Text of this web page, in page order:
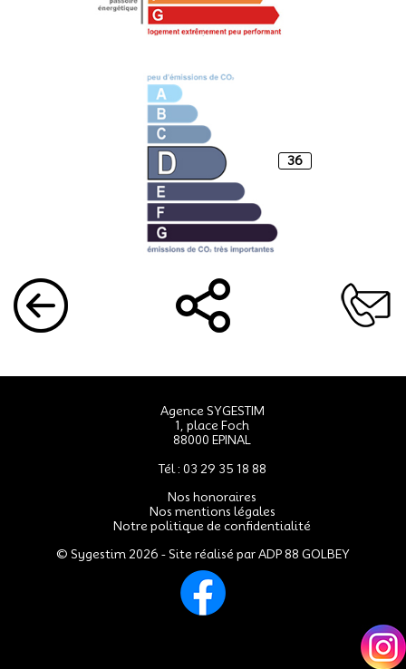
36
Agence SYGESTIM
1, place Foch
88000 EPINAL
Tél : 03 29 35 18 88
Nos honoraires
Nos mentions légales
Notre politique de confidentialité
© Sygestim 2026 - Site réalisé parADP 88 GOLBEY